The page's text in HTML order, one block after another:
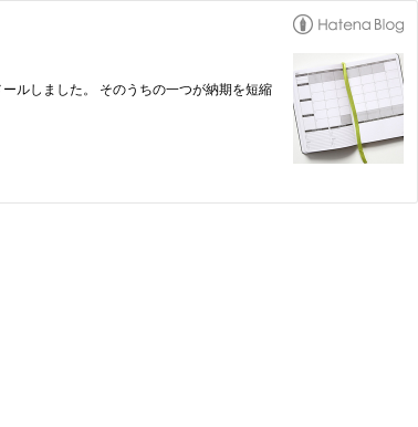
ルしました。 そのうちの一つが納期を短縮